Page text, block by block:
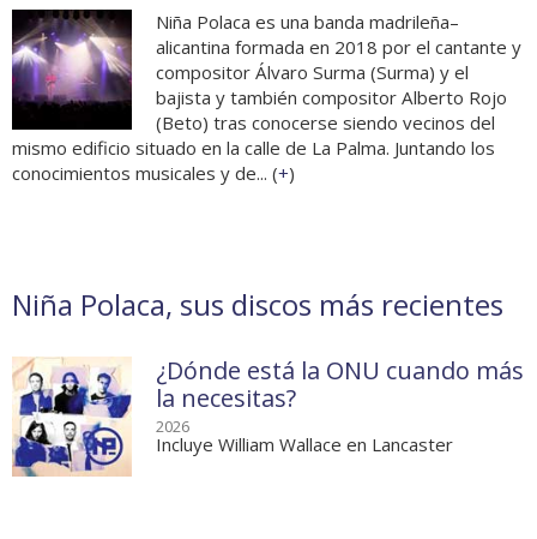
Niña Polaca es una banda madrileña–
alicantina formada en 2018 por el cantante y
compositor Álvaro Surma (Surma) y el
bajista y también compositor Alberto Rojo
(Beto) tras conocerse siendo vecinos del
mismo edificio situado en la calle de La Palma. Juntando los
conocimientos musicales y de... (+)
Niña Polaca, sus discos más recientes
¿Dónde está la ONU cuando más
la necesitas?
2026
Incluye William Wallace en Lancaster